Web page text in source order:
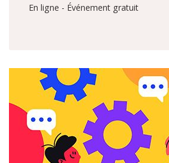
En ligne - Événement gratuit